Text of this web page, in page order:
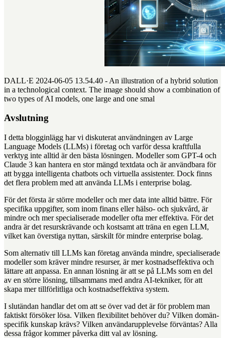
DALL·E 2024-06-05 13.54.40 - An illustration of a hybrid solution
in a technological context. The image should show a combination of
two types of AI models, one large and one smal
Avslutning
I detta blogginlägg har vi diskuterat användningen av Large
Language Models (LLMs) i företag och varför dessa kraftfulla
verktyg inte alltid är den bästa lösningen. Modeller som GPT-4 och
Claude 3 kan hantera en stor mängd textdata och är användbara för
att bygga intelligenta chatbots och virtuella assistenter. Dock finns
det flera problem med att använda LLMs i enterprise bolag.
För det första är större modeller och mer data inte alltid bättre. För
specifika uppgifter, som inom finans eller hälso- och sjukvård, är
mindre och mer specialiserade modeller ofta mer effektiva. För det
andra är det resurskrävande och kostsamt att träna en egen LLM,
vilket kan överstiga nyttan, särskilt för mindre enterprise bolag.
Som alternativ till LLMs kan företag använda mindre, specialiserade
modeller som kräver mindre resurser, är mer kostnadseffektiva och
lättare att anpassa. En annan lösning är att se på LLMs som en del
av en större lösning, tillsammans med andra AI-tekniker, för att
skapa mer tillförlitliga och kostnadseffektiva system.
I slutändan handlar det om att se över vad det är för problem man
faktiskt försöker lösa. Vilken flexibilitet behöver du? Vilken domän-
specifik kunskap krävs? Vilken användarupplevelse förväntas? Alla
dessa frågor kommer påverka ditt val av lösning.